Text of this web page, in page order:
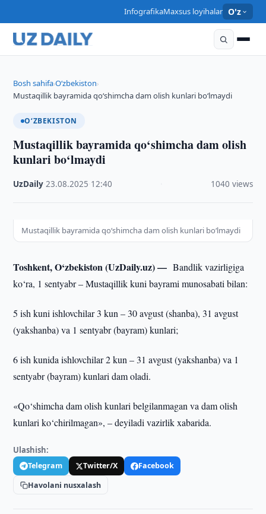
InfografikaMaxsus loyihalar O'z
Bosh sahifa›O‘zbekiston›
Mustaqillik bayramida qo‘shimcha dam olish kunlari bo‘lmaydi
O‘ZBEKISTON
Mustaqillik bayramida qo‘shimcha dam olish
kunlari bo‘lmaydi
UzDaily ·23.08.2025 12:40 1040 views
Mustaqillik bayramida qo‘shimcha dam olish kunlari bo‘lmaydi
Toshkent, O‘zbekiston (UzDaily.uz) —Bandlik vazirligiga
ko‘ra, 1 sentyabr – Mustaqillik kuni bayrami munosabati bilan:
5 ish kuni ishlovchilar 3 kun – 30 avgust (shanba), 31 avgust
(yakshanba) va 1 sentyabr (bayram) kunlari;
6 ish kunida ishlovchilar 2 kun – 31 avgust (yakshanba) va 1
sentyabr (bayram) kunlari dam oladi.
«Qo‘shimcha dam olish kunlari belgilanmagan va dam olish
kunlari ko‘chirilmagan», – deyiladi vazirlik xabarida.
Ulashish:
Telegram Twitter/X
Facebook
Havolani nusxalash